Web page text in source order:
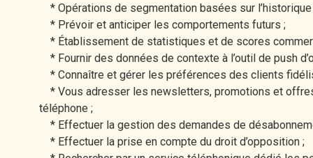
* Opérations de segmentation basées sur
* Prévoir et anticiper les comportements futurs ;
* Établissement de statistiques et de scores
* Fournir des données de contexte à l’outil de push
* Connaître et gérer les préférences des clients
* Vous adresser les newsletters, promotions et
téléphone ;
* Effectuer la gestion des demandes de
* Effectuer la prise en compte du droit d’opposition ;